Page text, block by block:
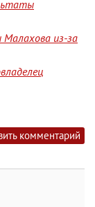
из-за
комментарий